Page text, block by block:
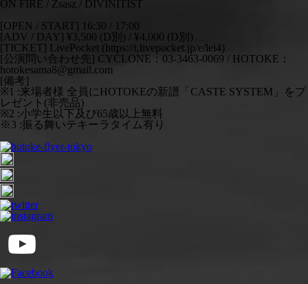
ON FIRE / Zsasz / DIVINITIST
[OPEN / START] 16:30 / 17:00
[ADV / DAY] ¥3,500 (D別) / ¥4,000 (D別)
[TICKET] LivePocket (https://t.livepocket.jp/e/lei4)
[公演問い合わせ先] CYCLONE：03-3463-0069 / HOTOKE：
hotokesama8@gmail.com
[備考]
※1 :来場者様 全員にHOTOKEの新譜「CASTE SYSTEM」をプ
レゼント(非売品)
※2 :小学生以下及び65歳以上無料
※3 :振る舞いテキーラタイム有り